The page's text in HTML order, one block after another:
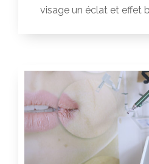
visage un éclat et effet